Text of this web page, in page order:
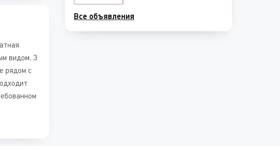
Все объявления
видом. 3
рядом с